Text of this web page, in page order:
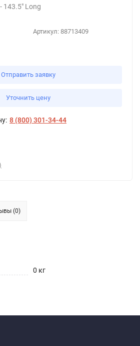
143.5" Long
Артикул: 88713409
Отправить заявку
Уточнить цену
8 (800) 301-34-44
(0)
0 кг